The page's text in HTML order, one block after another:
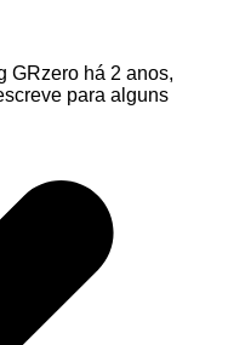
GRzero há 2 anos,
para alguns